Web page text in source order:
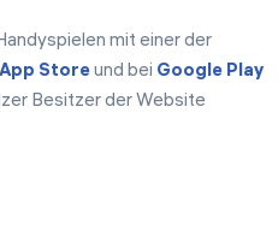
mit einer der
App Storeund bei Google Play
Besitzer der Website